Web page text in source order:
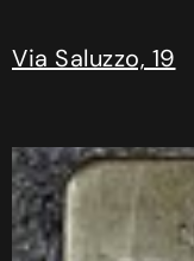
Via Saluzzo, 19